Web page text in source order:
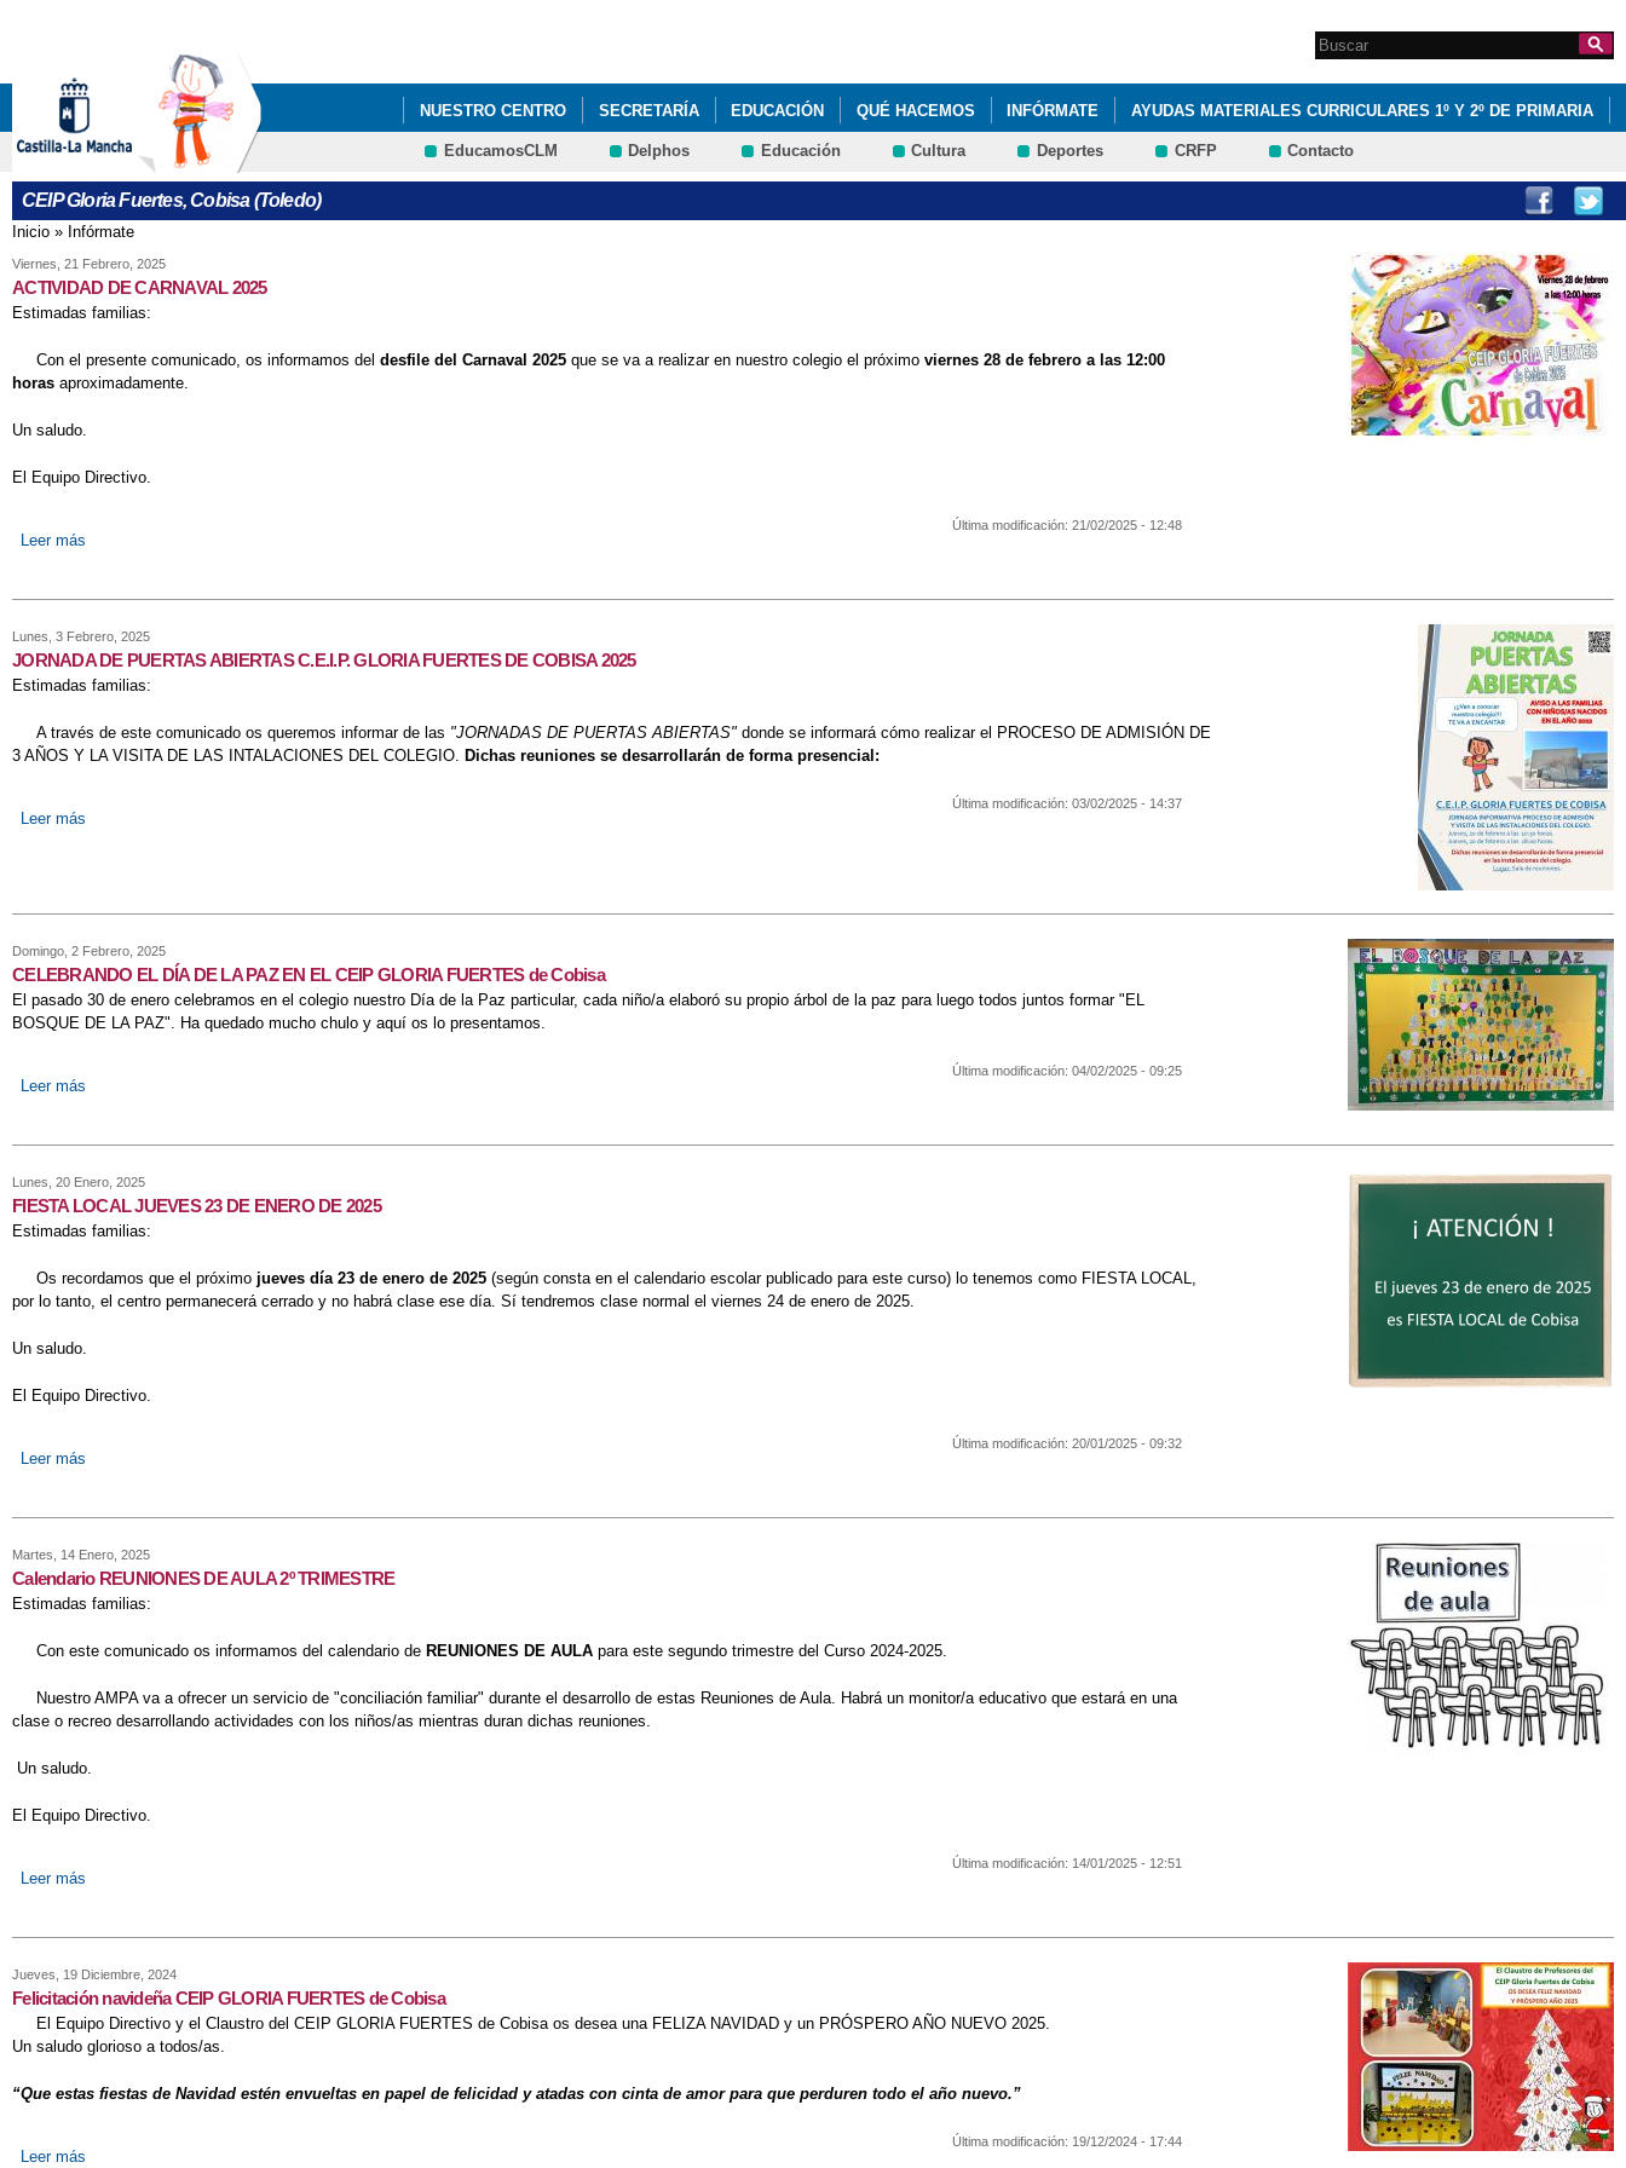
Formulario de
búsqueda
Search this site
NUESTRO CENTRO SECRETARÍA EDUCACIÓN QUÉ HACEMOS INFÓRMATE AYUDAS MATERIALES CURRICULARES 1º Y 2º DE PRIMARIA
AYUDAS MATERIALES CURRICULARES 1º Y 2º DE PRIMARIA COBISA DIBUJO COLEGIO ANIMADO EDUCACIÓN INFANTIL
EducamosCLM Delphos Educación Cultura Deportes CRFP Contacto
CEIP Gloria Fuertes, Cobisa (Toledo)
Se encuentra usted aquí
Inicio » Infórmate
Viernes, 21 Febrero, 2025
ACTIVIDAD DE CARNAVAL 2025
Estimadas familias:
Con el presente comunicado, os informamos del desfile del Carnaval 2025 que se va a realizar en nuestro colegio el próximo viernes 28 de febrero a las 12:00
horas aproximadamente.
Un saludo.
El Equipo Directivo.
Leer más
Última modificación: 21/02/2025 - 12:48
Lunes, 3 Febrero, 2025
JORNADA DE PUERTAS ABIERTAS C.E.I.P. GLORIA FUERTES DE COBISA 2025
Estimadas familias:
A través de este comunicado os queremos informar de las "JORNADAS DE PUERTAS ABIERTAS" donde se informará cómo realizar el PROCESO DE ADMISIÓN DE
3 AÑOS Y LA VISITA DE LAS INTALACIONES DEL COLEGIO. Dichas reuniones se desarrollarán de forma presencial:
Leer más
Última modificación: 03/02/2025 - 14:37
Domingo, 2 Febrero, 2025
CELEBRANDO EL DÍA DE LA PAZ EN EL CEIP GLORIA FUERTES de Cobisa
El pasado 30 de enero celebramos en el colegio nuestro Día de la Paz particular, cada niño/a elaboró su propio árbol de la paz para luego todos juntos formar "EL
BOSQUE DE LA PAZ". Ha quedado mucho chulo y aquí os lo presentamos.
Leer más
Última modificación: 04/02/2025 - 09:25
Lunes, 20 Enero, 2025
FIESTA LOCAL JUEVES 23 DE ENERO DE 2025
Estimadas familias:
Os recordamos que el próximo jueves día 23 de enero de 2025 (según consta en el calendario escolar publicado para este curso) lo tenemos como FIESTA LOCAL,
por lo tanto, el centro permanecerá cerrado y no habrá clase ese día. Sí tendremos clase normal el viernes 24 de enero de 2025.
Un saludo.
El Equipo Directivo.
Leer más
Última modificación: 20/01/2025 - 09:32
Martes, 14 Enero, 2025
Calendario REUNIONES DE AULA 2º TRIMESTRE
Estimadas familias:
Con este comunicado os informamos del calendario de REUNIONES DE AULA para este segundo trimestre del Curso 2024-2025.
Nuestro AMPA va a ofrecer un servicio de "conciliación familiar" durante el desarrollo de estas Reuniones de Aula. Habrá un monitor/a educativo que estará en una
clase o recreo desarrollando actividades con los niños/as mientras duran dichas reuniones.
Un saludo.
El Equipo Directivo.
Leer más
Última modificación: 14/01/2025 - 12:51
Jueves, 19 Diciembre, 2024
Felicitación navideña CEIP GLORIA FUERTES de Cobisa
El Equipo Directivo y el Claustro del CEIP GLORIA FUERTES de Cobisa os desea una FELIZA NAVIDAD y un PRÓSPERO AÑO NUEVO 2025.
Un saludo glorioso a todos/as.
“Que estas fiestas de Navidad estén envueltas en papel de felicidad y atadas con cinta de amor para que perduren todo el año nuevo.”
Leer más
Última modificación: 19/12/2024 - 17:44